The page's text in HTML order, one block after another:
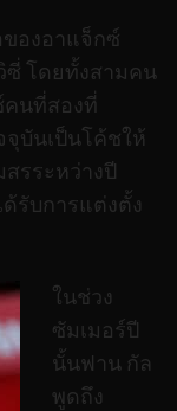
ของอาแจ็กซ์
ซี่ โดยทั้งสามคน
นที่สองที่
บันเป็นโค้ชให้
รระหว่างปี
รับการแต่งตั้ง
ในช่วง
ซัมเมอร์ปี
นั้นฟาน กัล
พูดถึง